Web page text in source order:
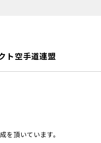
ト空手道連盟
を頂いています。